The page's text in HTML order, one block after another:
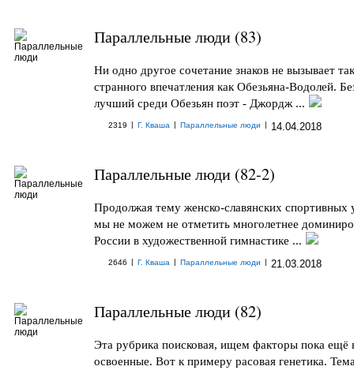
Параллельные люди (83)
Ни одно другое сочетание знаков не вызывает
странного впечатления как Обезьяна-Водолей.
лучший среди Обезьян поэт - Джордж ...
2319 | Г. Кваша | Параллельные люди | 14.04.2018
Параллельные люди (82-2)
Продолжая тему женско-славянских спортивных
мы не можем не отметить многолетнее
России в художественной гимнастике ...
2646 | Г. Кваша | Параллельные люди | 21.03.2018
Параллельные люди (82)
Эта рубрика поисковая, ищем факторы пока ещё
освоенные. Вот к примеру расовая генетика.